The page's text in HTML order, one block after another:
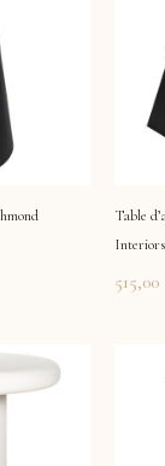
Table
Interiors
515,00